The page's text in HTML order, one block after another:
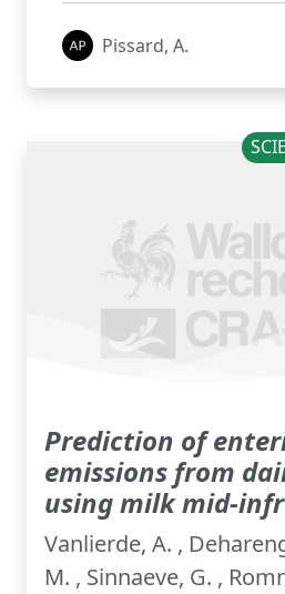
Pissard, A.
Prediction of
emissions from
using milk mid-
Vanlierde, A. ,
M. , Sinnaeve, G. ,